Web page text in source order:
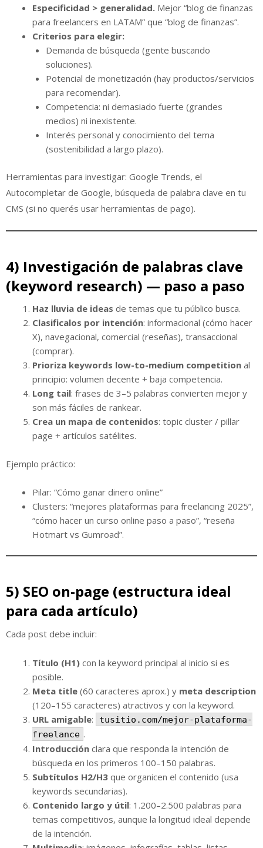
Especificidad > generalidad. Mejor “blog de finanzas
para freelancers en LATAM” que “blog de finanzas”.
Criterios para elegir:
Demanda de búsqueda (gente buscando
soluciones).
Potencial de monetización (hay productos/servicios
para recomendar).
Competencia: ni demasiado fuerte (grandes
medios) ni inexistente.
Interés personal y conocimiento del tema
(sostenibilidad a largo plazo).
Herramientas para investigar: Google Trends, el
Autocompletar de Google, búsqueda de palabra clave en tu
CMS (si no querés usar herramientas de pago).
4) Investigación de palabras clave
(keyword research) — paso a paso
Haz lluvia de ideas de temas que tu público busca.
Clasificalos por intención: informacional (cómo hacer
X), navegacional, comercial (reseñas), transaccional
(comprar).
Prioriza keywords low-to-medium competition al
principio: volumen decente + baja competencia.
Long tail: frases de 3–5 palabras convierten mejor y
son más fáciles de rankear.
Crea un mapa de contenidos: topic cluster / pillar
page + artículos satélites.
Ejemplo práctico:
Pilar: “Cómo ganar dinero online”
Clusters: “mejores plataformas para freelancing 2025”,
“cómo hacer un curso online paso a paso”, “reseña
Hotmart vs Gumroad”.
5) SEO on-page (estructura ideal
para cada artículo)
Cada post debe incluir:
Título (H1) con la keyword principal al inicio si es
posible.
Meta title (60 caracteres aprox.) y meta description
(120–155 caracteres) atractivos y con la keyword.
URL amigable:
tusitio.com/mejor-plataforma-
freelance .
Introducción clara que responda la intención de
búsqueda en los primeros 100–150 palabras.
Subtítulos H2/H3 que organicen el contenido (usa
keywords secundarias).
Contenido largo y útil: 1.200–2.500 palabras para
temas competitivos, aunque la longitud ideal depende
de la intención.